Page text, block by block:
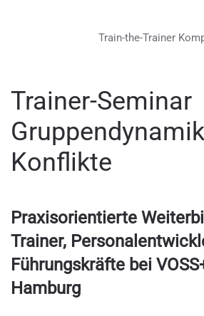
Train-the-Trainer
Trainer-Seminar
Konflikte
Praxisorientierte
Trainer,
Führungskräfte bei
Hamburg